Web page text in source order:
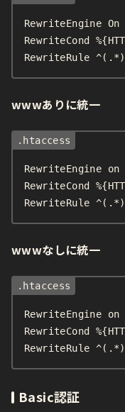
RewriteEngine On
RewriteCond
RewriteRule
wwwありに統一
RewriteEngine on
RewriteCond
RewriteRule
wwwなしに統一
RewriteEngine on
RewriteCond
RewriteRule
Basic認証